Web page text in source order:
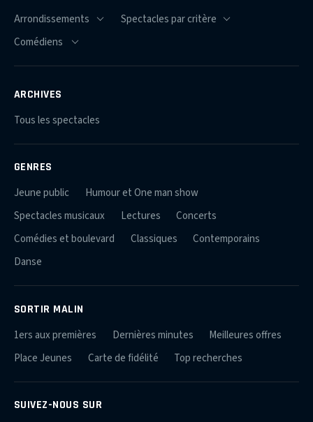
ARCHIVES
Tous les spectacles
GENRES
Jeune public
Humour et One man show
Spectacles musicaux
Lectures
Concerts
Comédies et boulevard
Classiques
Contemporains
Danse
SORTIR MALIN
1ers aux premières Dernières minutes
Meilleures offres
Place Jeunes
Carte de fidélité Top recherches
SUIVEZ-NOUS SUR